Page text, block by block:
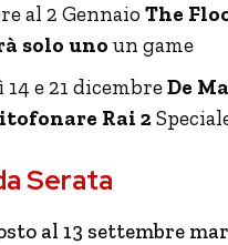
al 2 Gennaio The
solo uno un game
14 e 21 dicembreDe
Rai 2
Serata
al 13 settembre